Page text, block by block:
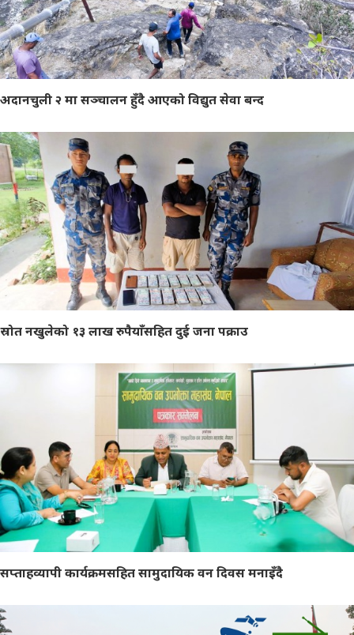
अदानचुली २ मा सञ्चालन हुँदै आएको विद्युत सेवा बन्द
स्रोत नखुलेको १३ लाख रुपैयाँसहित दुई जना पक्राउ
सप्ताहव्यापी कार्यक्रमसहित सामुदायिक वन दिवस मनाइँदै